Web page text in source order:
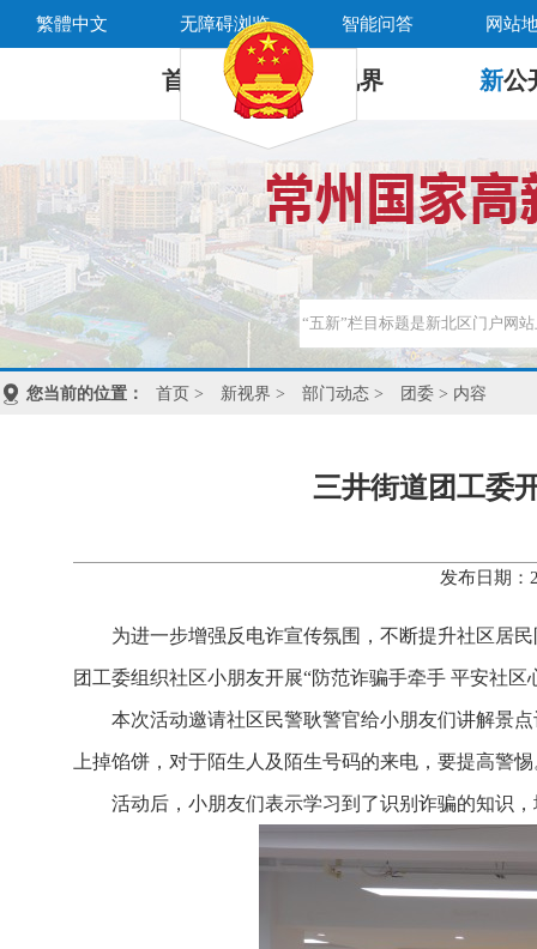
繁體中文 无障碍浏览 智能问答 网站
首 页 新 视界 新公
您当前的位置： 首页 > 新视界 > 部门动态 > 团委 > 内容
三井街道团工委
发布日期：
为进一步增强反电诈宣传氛围，不断提升社区居
团工委组织社区小朋友开展“防范诈骗手牵手 平安社
本次活动邀请社区民警耿警官给小朋友们讲解景
上掉馅饼，对于陌生人及陌生号码的来电，要提高警
活动后，小朋友们表示学习到了识别诈骗的知识